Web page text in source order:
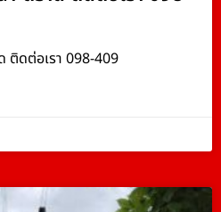
ติดต่อเรา 098-409